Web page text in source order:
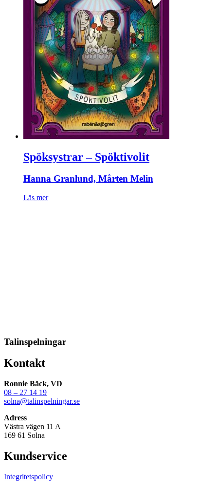
Spöksystrar – Spöktivolit
Hanna Granlund, Mårten Melin
Läs mer
Talinspelningar
Kontakt
Ronnie Bäck, VD
08 – 27 14 19
solna@talinspelningar.se
Adress
Västra vägen 11 A
169 61 Solna
Kundservice
Integritetspolicy